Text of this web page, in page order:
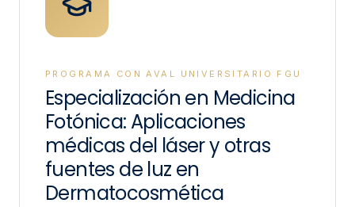
PROGRAMA CON AVAL UNIVERSITARIO FGU
Especialización en Medicina
Fotónica: Aplicaciones
médicas del láser y otras
fuentes de luz en
Dermatocosmética